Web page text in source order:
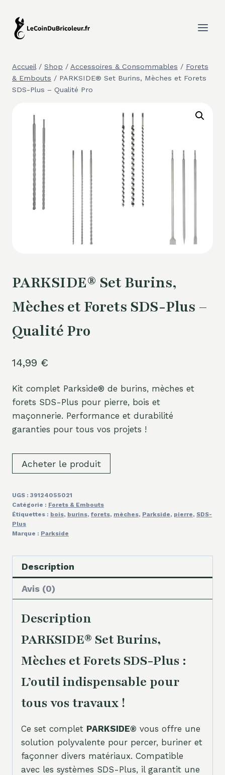
contenu
Accueil / Shop / Accessoires & Consommables / Forets
& Embouts / PARKSIDE® Set Burins, Mèches et Forets
SDS-Plus – Qualité Pro
PARKSIDE® Set Burins,
Mèches et Forets SDS-Plus –
Qualité Pro
14,99 €
Kit complet Parkside® de burins, mèches et
forets SDS-Plus pour pierre, bois et
maçonnerie. Performance et durabilité
garanties pour tous vos projets !
Acheter le produit
UGS : 39124055021
Catégorie : Forets & Embouts
Étiquettes : bois, burins, forets, mèches, Parkside, pierre, SDS-
Plus
Marque : Parkside
Description
Avis (0)
Description
PARKSIDE® Set Burins,
Mèches et Forets SDS-Plus :
L’outil indispensable pour
tous vos travaux !
Ce set complet PARKSIDE® vous offre une
solution polyvalente pour percer, buriner et
façonner divers matériaux. Compatible
avec les systèmes SDS-Plus, il garantit une